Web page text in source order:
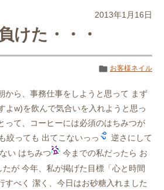
2013年1月16日
けた・・・
お客様ネイル
ら、事務仕事をしようと思って まず
よw)を飲んで気合いを入れようと思っ
って、コーヒーには必須のはちみつが
絞っても 出てこないっっ
逆さにして
い はちみつ
今までの私だったら お
が 今年、私が掲げた目標「心と時間
すべく 潔く、今日はお砂糖入れました